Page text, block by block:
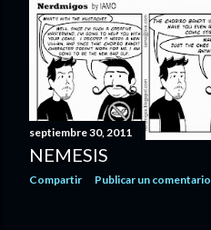
septiembre 30, 2011
NEMESIS
Compartir Publicar un comentario